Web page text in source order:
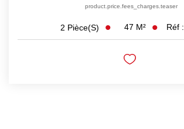
product.price.fees_charges.teaser
2 Pièce(s) 47 M² Réf :